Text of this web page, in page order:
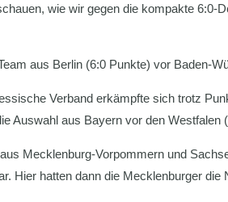
wie wir gegen die kompakte 6:0-
aus Berlin (6:0 Punkte) vor Baden-
Verband erkämpfte sich trotz
Auswahl aus Bayern vor den Westfalen
Mecklenburg-Vorpommern und
Hier hatten dann die Mecklenburger